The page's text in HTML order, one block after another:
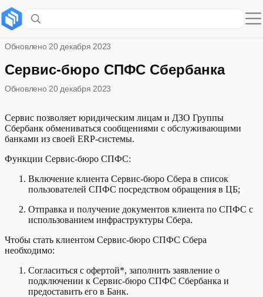
Service Bureau SPFS
Обновлено 20 декабря 2023
Сервис-бюро СПФС Сбербанка
Обновлено 20 декабря 2023
Сервис позволяет юридическим лицам и ДЗО Группы
Сбербанк обмениваться сообщениями c обслуживающими
банками из своей ERP-системы.
Функции Сервис-бюро СПФС:
Включение клиента Сервис-бюро Сбера в список
пользователей СПФС посредством обращения в ЦБ;
Отправка и получение документов клиента по СПФС с
использованием инфраструктуры Сбера.
Чтобы стать клиентом Сервис-бюро СПФС Сбера
необходимо:
Согласиться с офертой*, заполнить заявление о
подключении к Сервис-бюро СПФС Сбербанка и
предоставить его в Банк.